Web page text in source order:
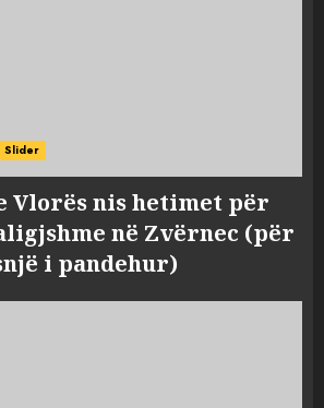
Slider
Vlorës nis hetimet për
në Zvërnec (për
i pandehur)